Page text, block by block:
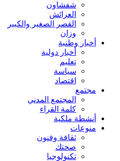
شفشاون
العرائش
القصر الصغير والكبير
وزان
أخبار وطنية
أخبار دولية
تعليم
سياسة
اقتصاد
مجتمع
المجتمع المدني
كلمة القراء
أنشطة ملكية
منوعات
ثقافة وفنون
صحتك
تكنولوجيا